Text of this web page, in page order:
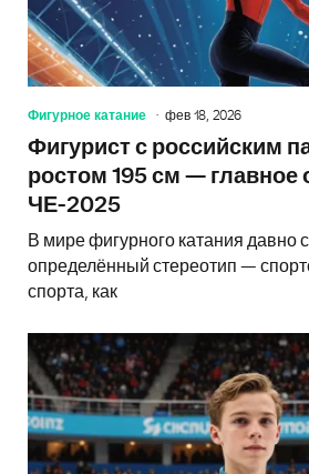
Фигурное катание фев 18, 2026
Фигурист с российским
ростом 195 см — главное
ЧЕ-2025
В мире фигурного катания давно
определённый стереотип —
спорта, как